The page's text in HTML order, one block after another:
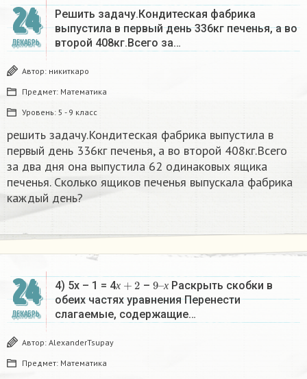
24
ДЕКАБРЬ
Решить задачу.Кондитеская фабрика
выпустила в первый день 336кг печенья, а во
второй 408кг.Всего за…
Автор: никиткаро
Предмет: Математика
Уровень: 5 - 9 класс
решить задачу.Кондитеская фабрика выпустила в
первый день 336кг печенья, а во второй 408кг.Всего
за два дня она выпустила 62 одинаковых ящика
печенья. Сколько ящиков печенья выпускала фабрика
каждый день?
24
ДЕКАБРЬ
4) 5х – 1 = 4х
х+2 – х
9–
х
Раскрыть скобки в
обеих частях уравнения Перенести
слагаемые, содержащие…
Автор: AlexanderTsupay
Предмет: Математика